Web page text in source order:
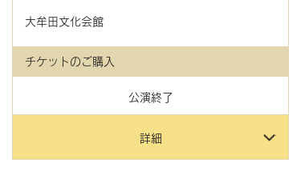
大牟田文化会館
チケットのご購入
公演終了
詳細